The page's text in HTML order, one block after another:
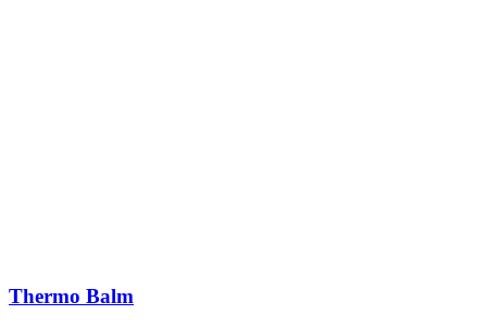
Thermo Balm